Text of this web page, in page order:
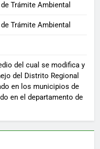
Trámite Ambiental
Trámite Ambiental
del cual se modifica y
del Distrito Regional
en los municipios de
en el departamento de